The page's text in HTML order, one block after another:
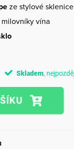
ze stylové sklenice
milovníky vína
Skladem